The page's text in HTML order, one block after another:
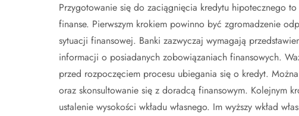
Przygotowanie się do zaciągnięcia kredytu hipotecznego
finanse. Pierwszym krokiem powinno być zgromadzenie
sytuacji finansowej. Banki zazwyczaj wymagają
informacji o posiadanych zobowiązaniach finansowych.
przed rozpoczęciem procesu ubiegania się o kredyt.
oraz skonsultowanie się z doradcą finansowym. Kolejnym
ustalenie wysokości wkładu własnego. Im wyższy wkład